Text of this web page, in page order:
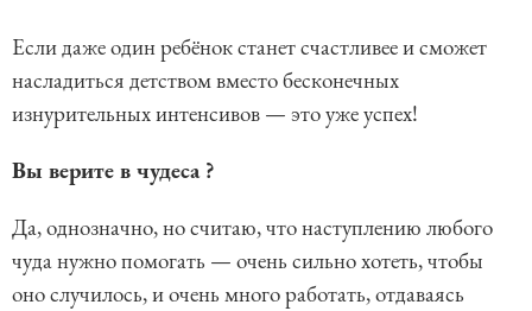
Если даже один ребёнок станет счастливее и сможет
насладиться детством вместо бесконечных
изнурительных интенсивов — это уже успех!
Вы верите в чудеса ?
Да, однозначно, но считаю, что наступлению любого
чуда нужно помогать — очень сильно хотеть, чтобы
оно случилось, и очень много работать, отдаваясь